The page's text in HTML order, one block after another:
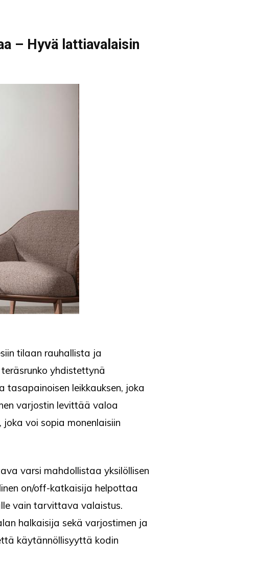
– Hyvä lattiavalaisin
tilaan rauhallista ja
yhdistettynä
leikkauksen, joka
varjostin levittää valoa
voi sopia monenlaisiin
varsi mahdollistaa yksilöllisen
on/off-katkaisija helpottaa
vain tarvittava valaistus.
halkaisija sekä varjostimen ja
käytännöllisyyttä kodin